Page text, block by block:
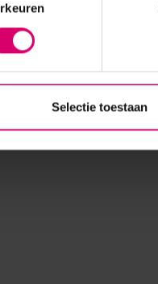
Selectie toestaan